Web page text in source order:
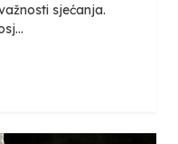
sjećanja.